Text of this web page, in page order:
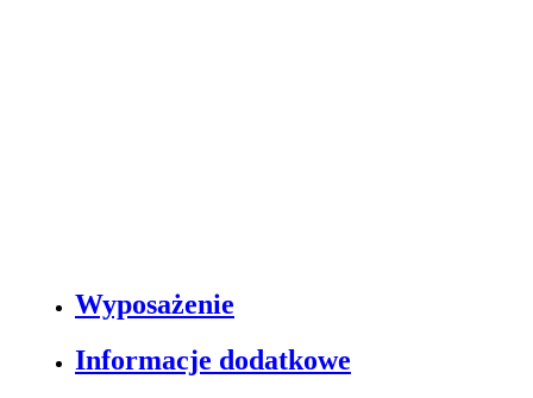
Wyposażenie
Informacje dodatkowe